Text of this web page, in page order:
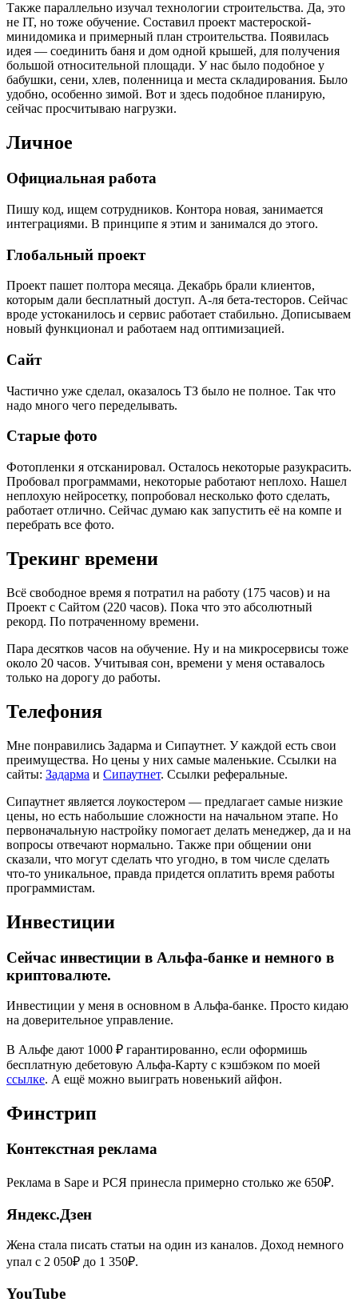
Также параллельно изучал технологии строительства. Да, это
не IT, но тоже обучение. Составил проект мастероской-
минидомика и примерный план строительства. Появилась
идея — соединить баня и дом одной крышей, для получения
большой относительной площади. У нас было подобное у
бабушки, сени, хлев, поленница и места складирования. Было
удобно, особенно зимой. Вот и здесь подобное планирую,
сейчас просчитываю нагрузки.
Личное
Официальная работа
Пишу код, ищем сотрудников. Контора новая, занимается
интеграциями. В принципе я этим и занимался до этого.
Глобальный проект
Проект пашет полтора месяца. Декабрь брали клиентов,
которым дали бесплатный доступ. А-ля бета-тесторов. Сейчас
вроде устоканилось и сервис работает стабильно. Дописываем
новый функционал и работаем над оптимизацией.
Сайт
Частично уже сделал, оказалось ТЗ было не полное. Так что
надо много чего переделывать.
Старые фото
Фотопленки я отсканировал. Осталось некоторые разукрасить.
Пробовал программами, некоторые работают неплохо. Нашел
неплохую нейросетку, попробовал несколько фото сделать,
работает отлично. Сейчас думаю как запустить её на компе и
перебрать все фото.
Трекинг времени
Всё свободное время я потратил на работу (175 часов) и на
Проект с Сайтом (220 часов). Пока что это абсолютный
рекорд. По потраченному времени.
Пара десятков часов на обучение. Ну и на микросервисы тоже
около 20 часов. Учитывая сон, времени у меня оставалось
только на дорогу до работы.
Телефония
Мне понравились Задарма и Сипаутнет. У каждой есть свои
преимущества. Но цены у них самые маленькие. Ссылки на
сайты: Задарма и Сипаутнет. Ссылки реферальные.
Сипаутнет является лоукостером — предлагает самые низкие
цены, но есть набольшие сложности на начальном этапе. Но
первоначальную настройку помогает делать менеджер, да и на
вопросы отвечают нормально. Также при общении они
сказали, что могут сделать что угодно, в том числе сделать
что-то уникальное, правда придется оплатить время работы
программистам.
Инвестиции
Сейчас инвестиции в Альфа-банке и немного в
криптовалюте.
Инвестиции у меня в основном в Альфа-банке. Просто кидаю
на доверительное управление.
В Альфе дают 1000 ₽ гарантированно, если оформишь
бесплатную дебетовую Альфа-Карту с кэшбэком по моей
ссылке. А ещё можно выиграть новенький айфон.
Финстрип
Контекстная реклама
Реклама в Sape и РСЯ принесла примерно столько же 650₽.
Яндекс.Дзен
Жена стала писать статьи на один из каналов. Доход немного
упал с 2 050₽ до 1 350₽.
YouTube